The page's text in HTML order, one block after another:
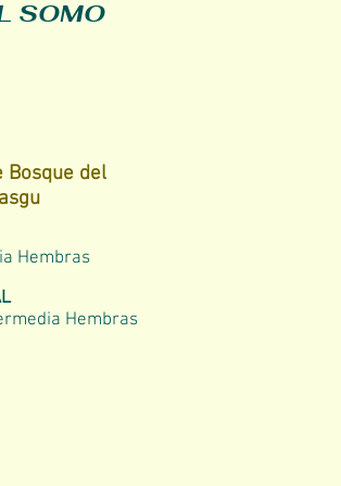
SOMO
Bosque del
Hembras
Hembras